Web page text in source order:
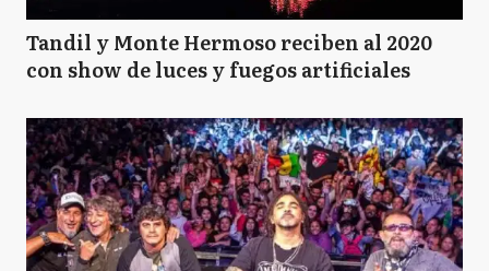
Tandil y Monte Hermoso reciben al 2020
con show de luces y fuegos artificiales